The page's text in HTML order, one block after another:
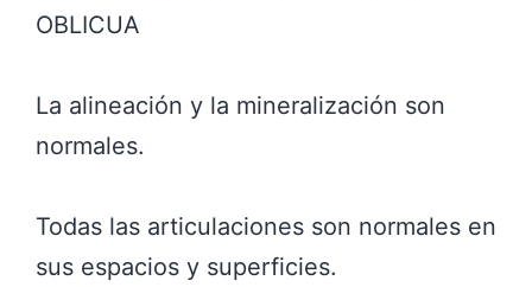
OBLICUA
La alineación y la mineralización son
normales.
Todas las articulaciones son normales en
sus espacios y superficies.